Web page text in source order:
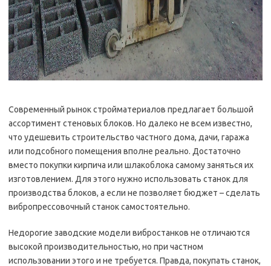
Современный рынок стройматериалов предлагает большой
ассортимент стеновых блоков. Но далеко не всем известно,
что удешевить строительство частного дома, дачи, гаража
или подсобного помещения вполне реально. Достаточно
вместо покупки кирпича или шлакоблока самому заняться их
изготовлением. Для этого нужно использовать станок для
производства блоков, а если не позволяет бюджет – сделать
вибропрессовочный станок самостоятельно.
Недорогие заводские модели вибростанков не отличаются
высокой производительностью, но при частном
использовании этого и не требуется. Правда, покупать станок,